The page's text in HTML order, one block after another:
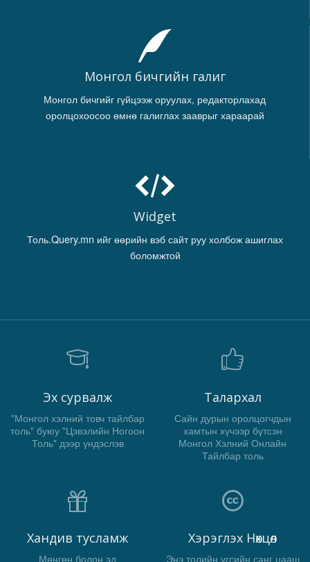
Монгол бичгийн галиг
Монгол бичгийг гүйцээж оруулах, редакторлахад
оролцохоосоо өмнө галиглах зааврыг хараарай
Widget
Толь.Query.mn ийг өөрийн вэб сайт руу холбож ашиглах
боломжтой
Эх сурвалж
"Монгол хэлний товч тайлбар
толь" буюу "Цэвэлийн Ногоон
Толь" дээр үндэслэв
Талархал
Сайн дурын оролцогчдын
хамтын хүчээр бүтсэн
Монгол Хэлний Онлайн
Тайлбар толь
Хандив тусламж
Мөнгөн болон эд
Хэрэглэх Нөхцөл
Энэ толийн үгсийн санг цааш